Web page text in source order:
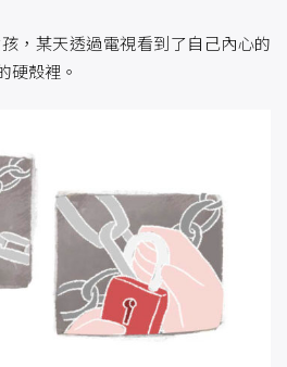
，某天透過電視看到了自己內心的
硬殼裡。